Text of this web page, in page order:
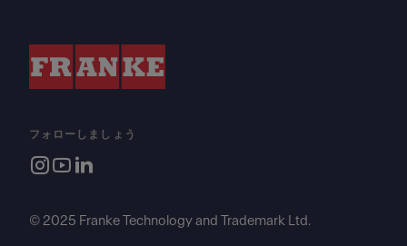
フォローしましょう
© 2025 Franke Technology and Trademark Ltd.